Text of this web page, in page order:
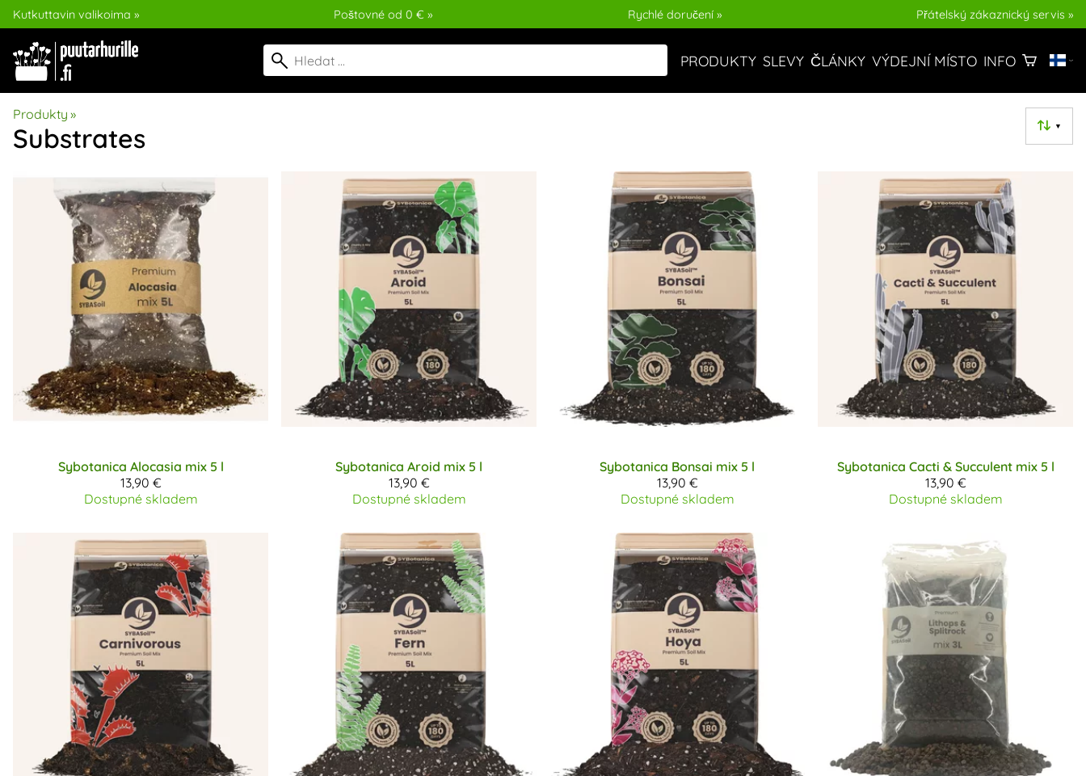
Kutkuttavin valikoima » Poštovné od 0 € » Rychlé doručení » Přátelský zákaznický servis »
PRODUKTY SLEVY ČLÁNKY VÝDEJNÍ MÍSTO INFO
Produkty ‪»
▼
Substrates
Sybotanica Alocasia mix 5 l
13,90 €
Dostupné skladem
Sybotanica Aroid mix 5 l
13,90 €
Dostupné skladem
Sybotanica Bonsai mix 5 l
13,90 €
Dostupné skladem
Sybotanica Cacti & Succulent mix 5 l
13,90 €
Dostupné skladem